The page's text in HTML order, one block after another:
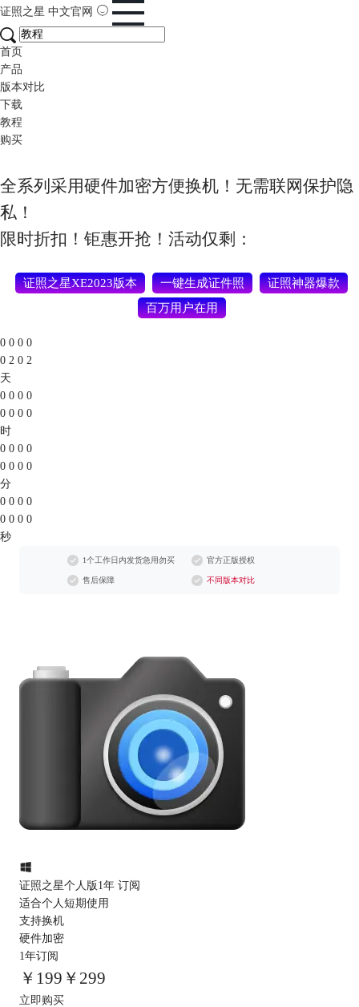
证照之星 中文官网
首页
产品
版本对比
下载
教程
购买
全系列采用硬件加密方便换机！无需联网保护隐
私！
限时折扣！钜惠开抢！活动仅剩：
证照之星XE2023版本 一键生成证件照
证照神器爆款
百万用户在用
0 0 0 0
0 2 0 2
天
0 0 0 0
0 0 0 0
时
0 0 0 0
0 0 0 0
分
0 0 0 0
0 0 0 0
秒
1个工作日内发货急用勿买 官方正版授权
售后保障 不同版本对比
证照之星个人版1年 订阅
适合个人短期使用
支持换机
硬件加密
1年订阅
￥ 199 ￥299
立即购买